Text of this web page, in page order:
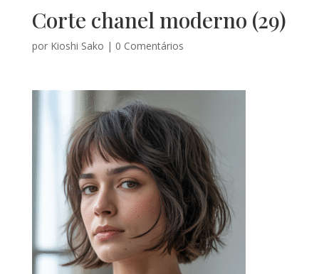
Corte chanel moderno (29)
por Kioshi Sako | 0 Comentários